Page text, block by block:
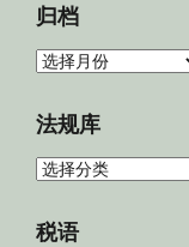
归档
归
法规库
法
库
税语